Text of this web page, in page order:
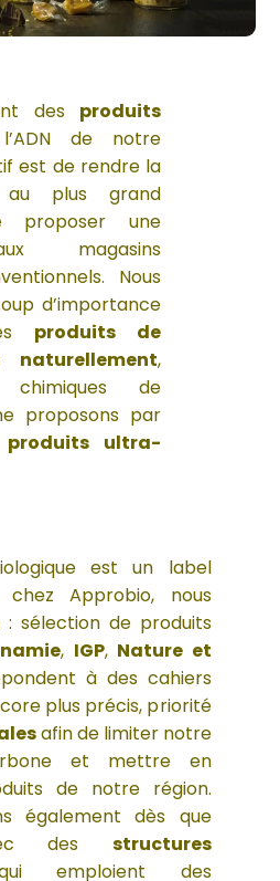
des produits
de notre
est de rendre la
au plus grand
une
magasins
Nous
d’importance
produits de
naturellement,
de
proposons par
ultra-
est un label
chez Approbio, nous
: sélection de produits
, IGP, Nature et
à des cahiers
plus précis, priorité
afin de limiter notre
et mettre en
de notre région.
également dès que
des structures
emploient des